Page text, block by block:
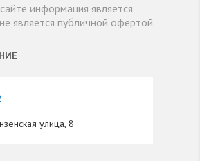
информация является
является публичной офертой
улица, 8